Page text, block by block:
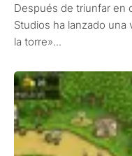
Después de triunfar en
Studios ha lanzado
la torre»...